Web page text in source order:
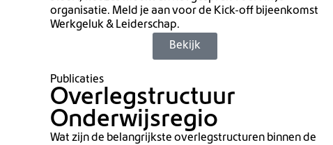
organisatie. Meld je aan voor de Kick-off bijeenkomst
Werkgeluk & Leiderschap.
Bekijk
Publicaties
Overlegstructuur
Onderwijsregio
Wat zijn de belangrijkste overlegstructuren binnen de